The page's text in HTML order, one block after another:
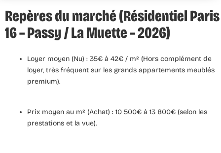
Repères du marché (Résidentiel Paris
16 – Passy / La Muette – 2026)
Loyer moyen (Nu) : 35€ à 42€ / m² (Hors complément de
loyer, très fréquent sur les grands appartements meublés
premium).
Prix moyen au m² (Achat) : 10 500€ à 13 800€ (selon les
prestations et la vue).